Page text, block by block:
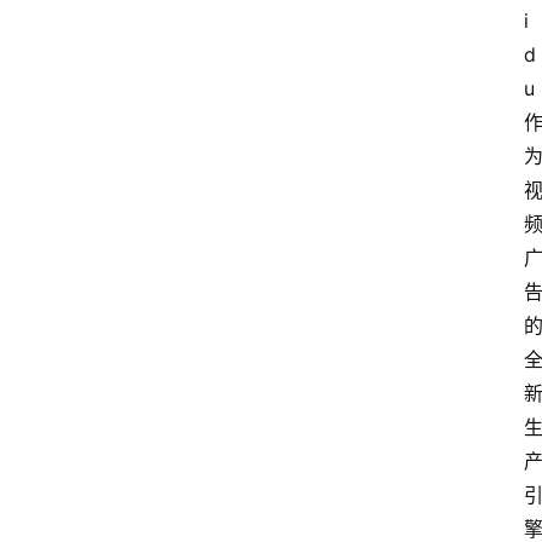
i
d
u
作
为
视
频
广
告
的
全
新
生
产
引
擎